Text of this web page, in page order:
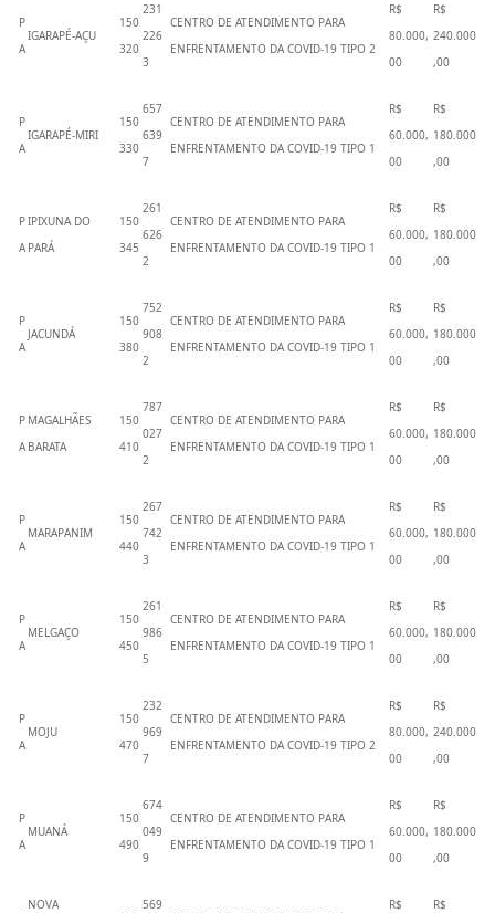
P
A
IGARAPÉ-AÇU
150
320
231
226
3
CENTRO DE ATENDIMENTO PARA
ENFRENTAMENTO DA COVID-19 TIPO 2
R$
80.000,
00
R$
240.000
,00
P
A
IGARAPÉ-MIRI
150
330
657
639
7
CENTRO DE ATENDIMENTO PARA
ENFRENTAMENTO DA COVID-19 TIPO 1
R$
60.000,
00
R$
180.000
,00
P
A
IPIXUNA DO
PARÁ
150
345
261
626
2
CENTRO DE ATENDIMENTO PARA
ENFRENTAMENTO DA COVID-19 TIPO 1
R$
60.000,
00
R$
180.000
,00
P
A
JACUNDÁ
150
380
752
908
2
CENTRO DE ATENDIMENTO PARA
ENFRENTAMENTO DA COVID-19 TIPO 1
R$
60.000,
00
R$
180.000
,00
P
A
MAGALHÃES
BARATA
150
410
787
027
2
CENTRO DE ATENDIMENTO PARA
ENFRENTAMENTO DA COVID-19 TIPO 1
R$
60.000,
00
R$
180.000
,00
P
A
MARAPANIM
150
440
267
742
3
CENTRO DE ATENDIMENTO PARA
ENFRENTAMENTO DA COVID-19 TIPO 1
R$
60.000,
00
R$
180.000
,00
P
A
MELGAÇO
150
450
261
986
5
CENTRO DE ATENDIMENTO PARA
ENFRENTAMENTO DA COVID-19 TIPO 1
R$
60.000,
00
R$
180.000
,00
P
A
MOJU
150
470
232
969
7
CENTRO DE ATENDIMENTO PARA
ENFRENTAMENTO DA COVID-19 TIPO 2
R$
80.000,
00
R$
240.000
,00
P
A
MUANÁ
150
490
674
049
9
CENTRO DE ATENDIMENTO PARA
ENFRENTAMENTO DA COVID-19 TIPO 1
R$
60.000,
00
R$
180.000
,00
NOVA
569
R$
R$